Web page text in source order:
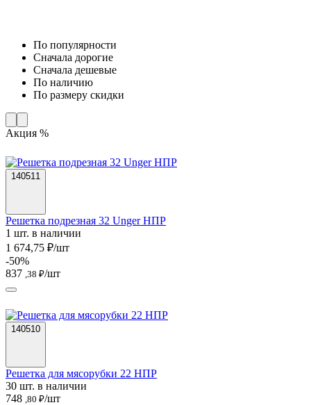
По популярности
Cначала дорогие
Cначала дешевые
По наличию
По размеру скидки
Акция %
140511
Решетка подрезная 32 Unger НПР
1 шт. в наличии
1 674,75 ₽/шт
-50%
837 ,38 ₽/шт
140510
Решетка для мясорубки 22 НПР
30 шт. в наличии
748 ,80 ₽/шт